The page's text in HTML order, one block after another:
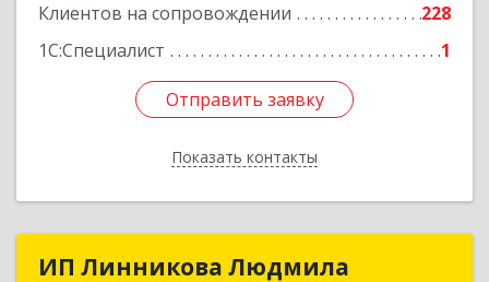
Клиентов на сопровождении
228
1С:Специалист
1
Отправить заявку
Показать контакты
Отправить заявку
Назад
ИП Линникова Людмила
ИП Линникова Людмила